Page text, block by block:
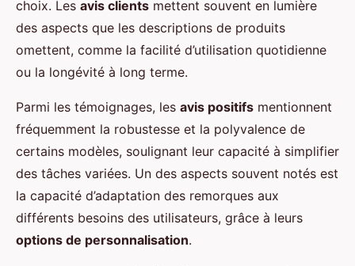
choix. Les avis clients mettent souvent en lumière
des aspects que les descriptions de produits
omettent, comme la facilité d’utilisation quotidienne
ou la longévité à long terme.
Parmi les témoignages, les avis positifs mentionnent
fréquemment la robustesse et la polyvalence de
certains modèles, soulignant leur capacité à simplifier
des tâches variées. Un des aspects souvent notés est
la capacité d’adaptation des remorques aux
différents besoins des utilisateurs, grâce à leurs
options de personnalisation.